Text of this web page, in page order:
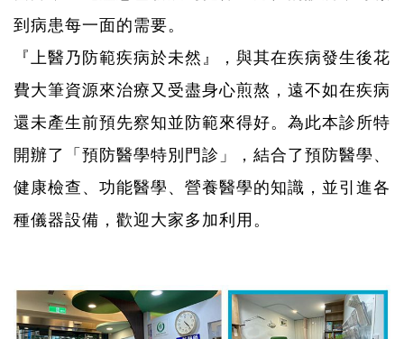
到病患每一面的需要。
『上醫乃防範疾病於未然』，與其在疾病發生後花
費大筆資源來治療又受盡身心煎熬，遠不如在疾病
還未產生前預先察知並防範來得好。為此本診所特
開辦了「預防醫學特別門診」，結合了預防醫學、
健康檢查、功能醫學、營養醫學的知識，並引進各
種儀器設備，歡迎大家多加利用。